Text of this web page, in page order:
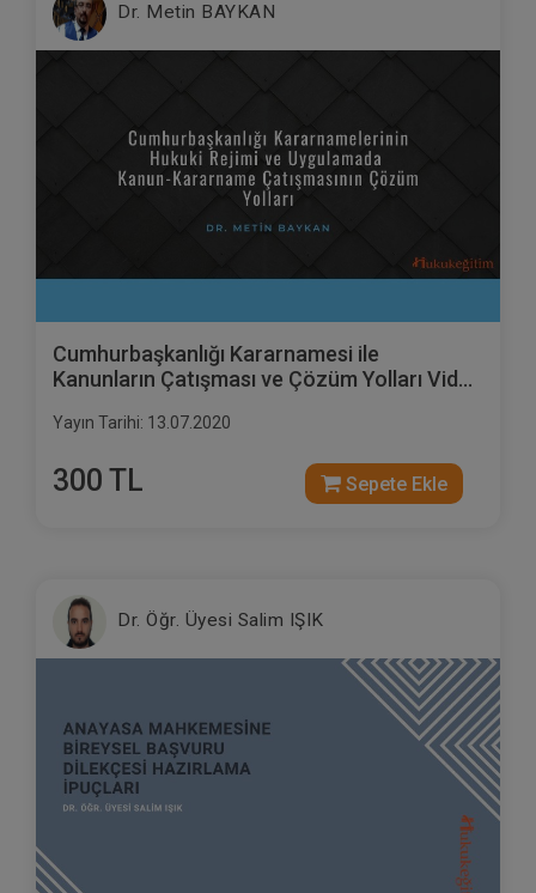
Dr. Metin BAYKAN
Cumhurbaşkanlığı Kararnamesi ile
Kanunların Çatışması ve Çözüm Yolları Video
Yayın Tarihi: 13.07.2020
300 TL Sepete Ekle
Dr. Öğr. Üyesi Salim IŞIK